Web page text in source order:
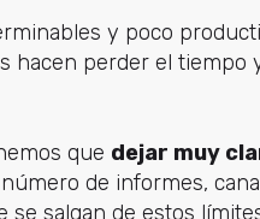
y poco
hacen perder el tiempo
que dejar muy
de informes,
se salgan de estos